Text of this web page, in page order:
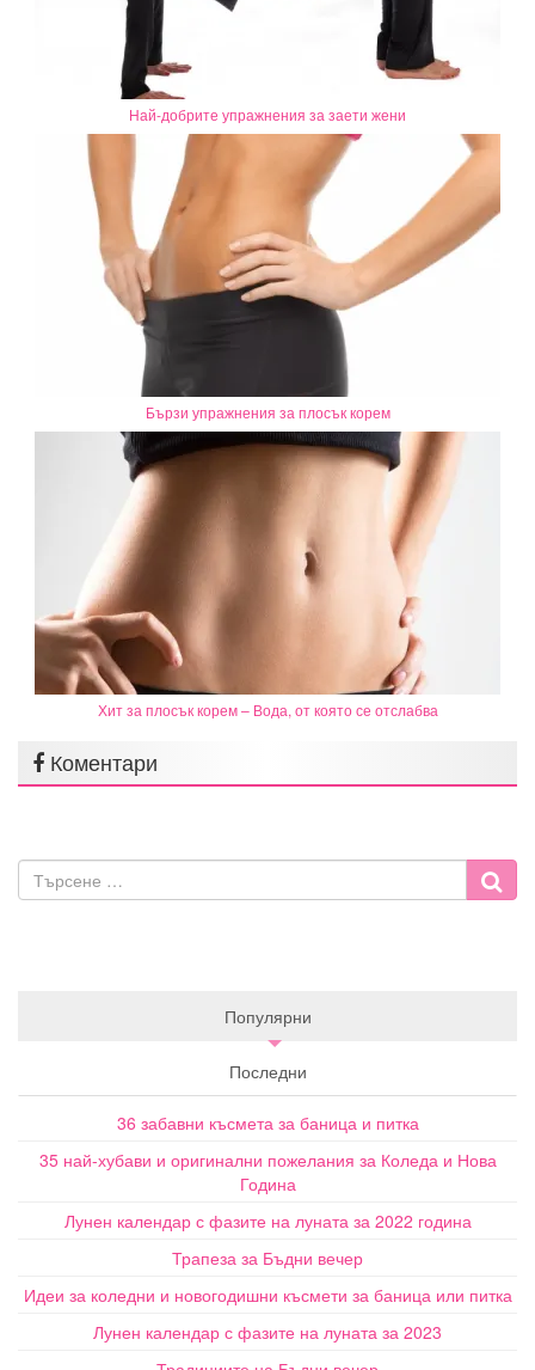
Най-добрите упражнения за заети жени
Бързи упражнения за плосък корем
Хит за плосък корем – Вода, от която се отслабва
Коментари
Популярни
Последни
36 забавни късмета за баница и питка
35 най-хубави и оригинални пожелания за Коледа и Нова
Година
Лунен календар с фазите на луната за 2022 година
Трапеза за Бъдни вечер
Идеи за коледни и новогодишни късмети за баница или питка
Лунен календар с фазите на луната за 2023